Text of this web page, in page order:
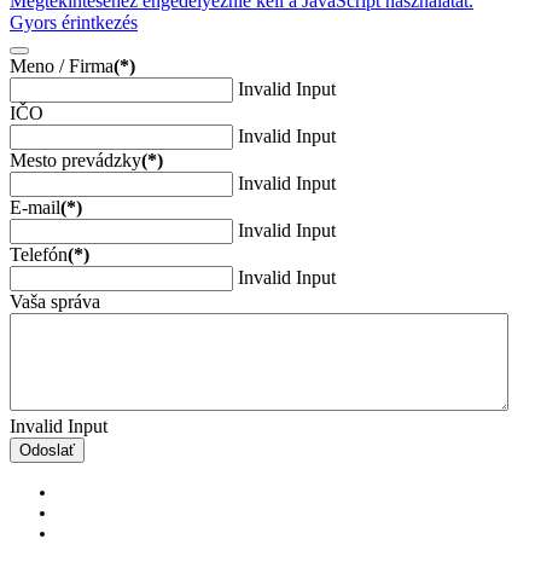
Gyors érintkezés
Meno / Firma(*)
Invalid Input
IČO
Invalid Input
Mesto prevádzky(*)
Invalid Input
E-mail(*)
Invalid Input
Telefón(*)
Invalid Input
Vaša správa
Invalid Input
Odoslať